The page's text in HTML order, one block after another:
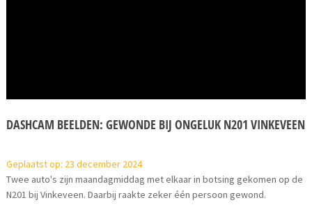
DASHCAM BEELDEN: GEWONDE BIJ ONGELUK N201 VINKEVEEN
Geplaatst op: 23 december 2024
Twee auto's zijn maandagmiddag met elkaar in botsing gekomen op de
N201 bij Vinkeveen. Daarbij raakte zeker één persoon gewond.